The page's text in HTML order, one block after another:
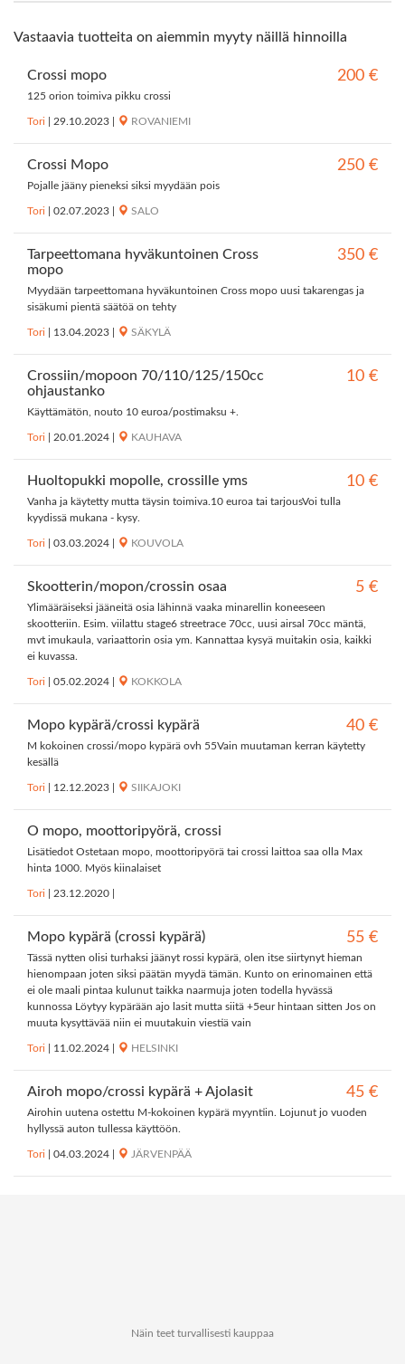
Vastaavia tuotteita on aiemmin myyty näillä hinnoilla
Crossi mopo 200 €
125 orion toimiva pikku crossi
Tori 29.10.2023 ROVANIEMI
Crossi Mopo 250 €
Pojalle jääny pieneksi siksi myydään pois
Tori 02.07.2023 SALO
Tarpeettomana hyväkuntoinen Cross
mopo
350 €
Myydään tarpeettomana hyväkuntoinen Cross mopo uusi takarengas ja
sisäkumi pientä säätöä on tehty
Tori 13.04.2023 SÄKYLÄ
Crossiin/mopoon 70/110/125/150cc
ohjaustanko
10 €
Käyttämätön, nouto 10 euroa/postimaksu +.
Tori 20.01.2024 KAUHAVA
Huoltopukki mopolle, crossille yms 10 €
Vanha ja käytetty mutta täysin toimiva.10 euroa tai tarjousVoi tulla
kyydissä mukana - kysy.
Tori 03.03.2024 KOUVOLA
Skootterin/mopon/crossin osaa 5 €
Ylimääräiseksi jääneitä osia lähinnä vaaka minarellin koneeseen
skootteriin. Esim. viilattu stage6 streetrace 70cc, uusi airsal 70cc mäntä,
mvt imukaula, variaattorin osia ym. Kannattaa kysyä muitakin osia, kaikki
ei kuvassa.
Tori 05.02.2024 KOKKOLA
Mopo kypärä/crossi kypärä 40 €
M kokoinen crossi/mopo kypärä ovh 55Vain muutaman kerran käytetty
kesällä
Tori 12.12.2023 SIIKAJOKI
O mopo, moottoripyörä, crossi
Lisätiedot Ostetaan mopo, moottoripyörä tai crossi laittoa saa olla Max
hinta 1000. Myös kiinalaiset
Tori 23.12.2020
Mopo kypärä (crossi kypärä) 55 €
Tässä nytten olisi turhaksi jäänyt rossi kypärä, olen itse siirtynyt hieman
hienompaan joten siksi päätän myydä tämän. Kunto on erinomainen että
ei ole maali pintaa kulunut taikka naarmuja joten todella hyvässä
kunnossa Löytyy kypärään ajo lasit mutta siitä +5eur hintaan sitten Jos on
muuta kysyttävää niin ei muutakuin viestiä vain
Tori 11.02.2024 HELSINKI
Airoh mopo/crossi kypärä + Ajolasit 45 €
Airohin uutena ostettu M-kokoinen kypärä myyntiin. Lojunut jo vuoden
hyllyssä auton tullessa käyttöön.
Tori 04.03.2024 JÄRVENPÄÄ
Näin teet turvallisesti kauppaa